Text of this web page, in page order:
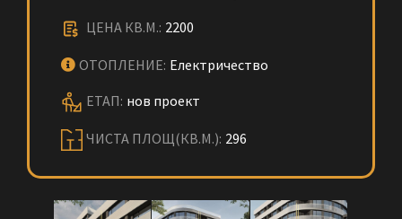
ЦЕНА КВ.М.: 2200
ОТОПЛЕНИЕ: Електричество
ЕТАП: нов проект
ЧИСТА ПЛОЩ(КВ.М.): 296